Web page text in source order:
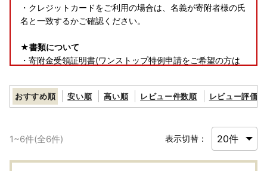
・クレジットカードをご利用の場合は、名義が寄附者様の氏
名と一致するかご確認ください。
★書類について
・寄附金受領証明書(ワンストップ特例申請をご希望の方は
★返礼品について
・長期ご不在でお受取不可の期間がございましたら、必ず備
考欄に「不在:○○」とご記入ください。
・返礼品送付先ご住所の誤り等のお申込内容不備や、受取人
様のご都合により返礼品がお届けできない場合、再送はいた
おすすめ順 安い順 高い順 レビュー件数順 レビュー評価順
1~6件(全6件) 表示切替：